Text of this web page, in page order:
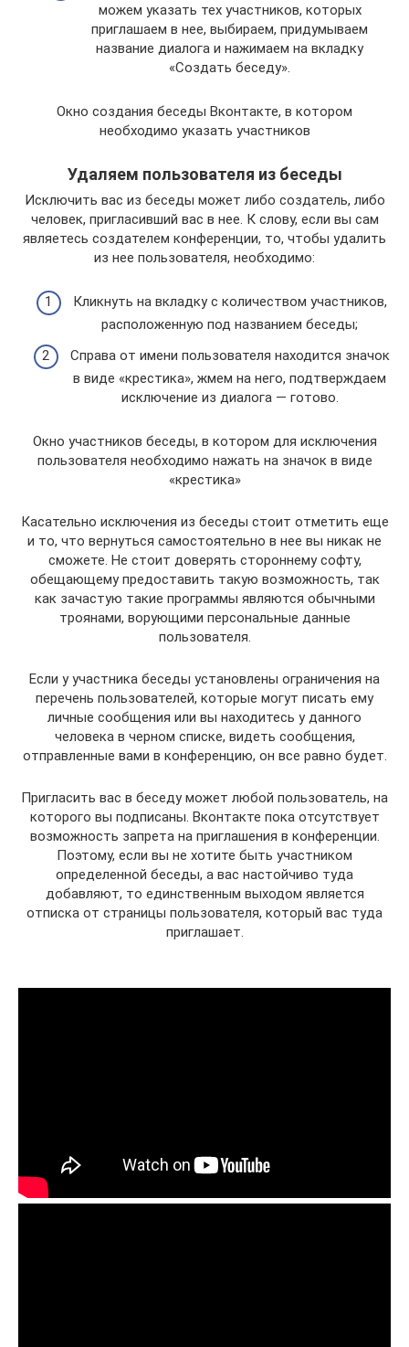
можем указать тех участников, которых
приглашаем в нее, выбираем, придумываем
название диалога и нажимаем на вкладку
«Создать беседу».
Окно создания беседы Вконтакте, в котором
необходимо указать участников
Удаляем пользователя из беседы
Исключить вас из беседы может либо создатель, либо
человек, пригласивший вас в нее. К слову, если вы сам
являетесь создателем конференции, то, чтобы удалить
из нее пользователя, необходимо:
Кликнуть на вкладку с количеством участников,
расположенную под названием беседы;
Справа от имени пользователя находится значок
в виде «крестика», жмем на него, подтверждаем
исключение из диалога — готово.
Окно участников беседы, в котором для исключения
пользователя необходимо нажать на значок в виде
«крестика»
Касательно исключения из беседы стоит отметить еще
и то, что вернуться самостоятельно в нее вы никак не
сможете. Не стоит доверять стороннему софту,
обещающему предоставить такую возможность, так
как зачастую такие программы являются обычными
троянами, ворующими персональные данные
пользователя.
Если у участника беседы установлены ограничения на
перечень пользователей, которые могут писать ему
личные сообщения или вы находитесь у данного
человека в черном списке, видеть сообщения,
отправленные вами в конференцию, он все равно будет.
Пригласить вас в беседу может любой пользователь, на
которого вы подписаны. Вконтакте пока отсутствует
возможность запрета на приглашения в конференции.
Поэтому, если вы не хотите быть участником
определенной беседы, а вас настойчиво туда
добавляют, то единственным выходом является
отписка от страницы пользователя, который вас туда
приглашает.